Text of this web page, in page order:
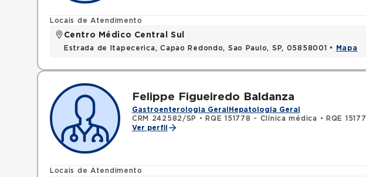
Locais de Atendimento
Centro Médico Central Sul
Estrada de Itapecerica, Capao Redondo, Sao Paulo, SP, 05858001 • Mapa
Felippe Figueiredo Baldanza
Gastroenterologia Geral Hepatologia Geral
CRM 242582/SP
• RQE 151778 - Clínica médica •
RQE 151779 - Gastroenterologia
Ver perfil
Locais de Atendimento